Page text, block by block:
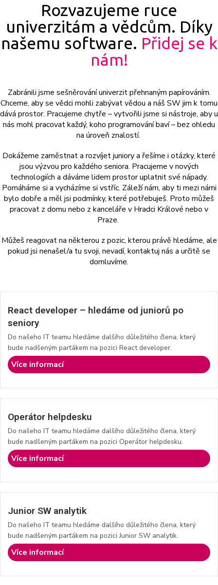
Rozvazujeme ruce
univerzitám a vědcům. Díky
našemu software. Přidej se k
nám!
Zabránili jsme sešněrování univerzit přehnaným papírováním.
Chceme, aby se vědci mohli zabývat vědou a náš SW jim k tomu
dává prostor. Pracujeme chytře – vytvořili jsme si nástroje, aby u
nás mohl pracovat každý, koho programování baví – bez ohledu
na úroveň znalostí.
Dokážeme zaměstnat a rozvíjet juniory a řešíme i otázky, které
jsou výzvou pro každého seniora. Pracujeme v nových
technologiích a dáváme lidem prostor uplatnit své nápady.
Pomáháme si a vycházíme si vstříc. Záleží nám, aby ti mezi námi
bylo dobře a měl jsi podmínky, které potřebuješ. Proto můžeš
pracovat z domu nebo z kanceláře v Hradci Králové nebo v
Praze.
Můžeš reagovat na některou z pozic, kterou právě hledáme, ale
pokud jsi nenašel/a tu svoji, nevadí, kontaktuj nás a určitě se
domluvíme.
React developer – hledáme od juniorů po
seniory
Do našeho IT teamu hledáme dalšího důležitého člena, který
bude nadšeným parťákem na pozici React developer.
Více informací
Operátor helpdesku
Do našeho IT teamu hledáme dalšího důležitého člena, který
bude nadšeným parťákem na pozici Operátor helpdesku.
Více informací
Junior SW analytik
Do našeho IT teamu hledáme dalšího důležitého člena, který
bude nadšeným parťákem na pozici Junior SW analytik.
Více informací